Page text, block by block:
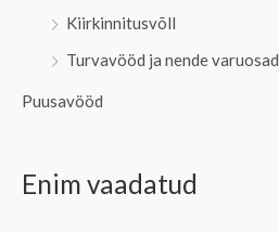
Kiirkinnitusvõll
Turvavööd ja nende varuosad
Puusavööd
Enim vaadatud